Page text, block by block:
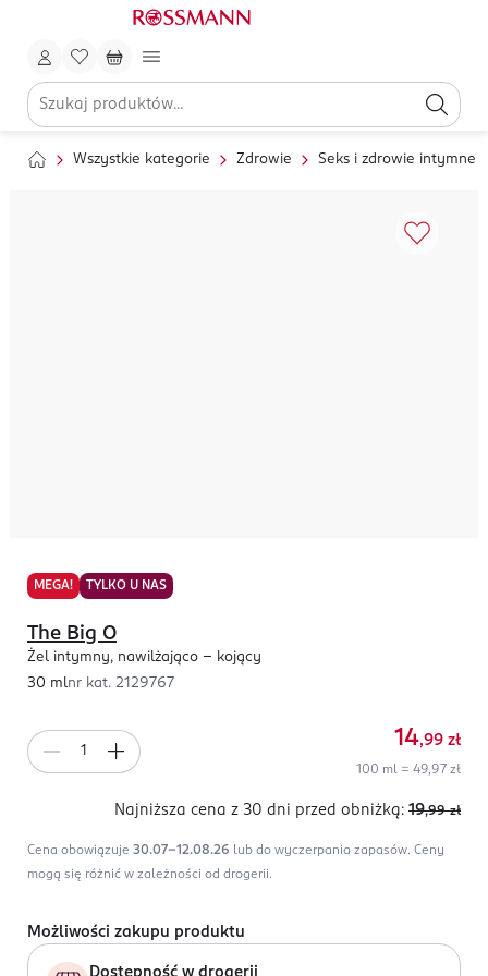
Wszystkie kategorie Zdrowie Seks i zdrowie intymne
MEGA! TYLKO U NAS
The Big O
Żel intymny, nawilżająco - kojący
30 mlnr kat. 2129767
14,99 zł
100 ml = 49,97 zł
Najniższa cena z 30 dni przed obniżką: 19,99 zł
Cena obowiązuje 30.07-12.08.26 lub do wyczerpania zapasów. Ceny
mogą się różnić w zależności od drogerii.
Możliwości zakupu produktu
Dostępność w drogerii